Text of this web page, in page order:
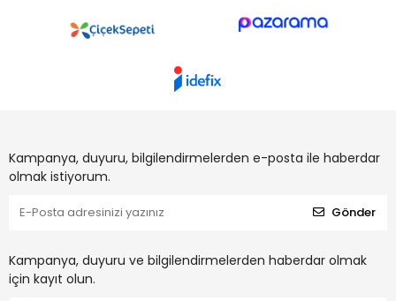
Kampanya, duyuru, bilgilendirmelerden e-posta ile haberdar
olmak istiyorum.
Gönder
Kampanya, duyuru ve bilgilendirmelerden haberdar olmak
için kayıt olun.